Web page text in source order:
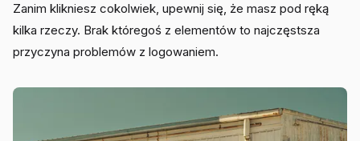
Zanim klikniesz cokolwiek, upewnij się, że masz pod ręką
kilka rzeczy. Brak któregoś z elementów to najczęstsza
przyczyna problemów z logowaniem.